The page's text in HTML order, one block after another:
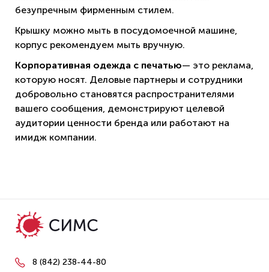
безупречным фирменным стилем.
Крышку можно мыть в посудомоечной машине,
корпус рекомендуем мыть вручную.
Корпоративная одежда с печатью— это реклама,
которую носят. Деловые партнеры и сотрудники
добровольно становятся распространителями
вашего сообщения, демонстрируют целевой
аудитории ценности бренда или работают на
имидж компании.
8 (842) 238-44-80